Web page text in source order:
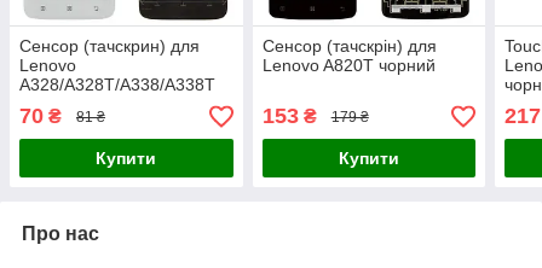
Сенсор (тачскрин) для
Lenovo
A328/A328T/A338/A338T
70 ₴ 81 ₴
Купити
Сенсор (тачскрін) для
Lenovo A820Т чорний
153₴ 179 ₴
Купити
217
Про нас